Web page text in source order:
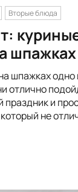
Вторые блюда
шпажках
шпажках
отлично
праздник и
не